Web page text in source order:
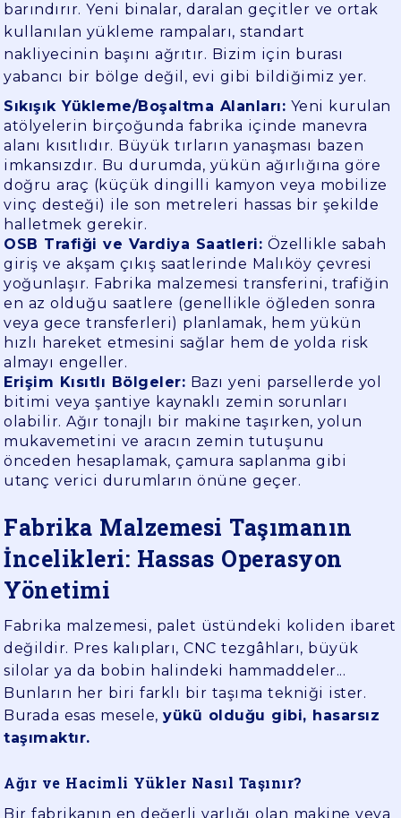
barındırır. Yeni binalar, daralan geçitler ve ortak
kullanılan yükleme rampaları, standart
nakliyecinin başını ağrıtır. Bizim için burası
yabancı bir bölge değil, evi gibi bildiğimiz yer.
Sıkışık Yükleme/Boşaltma Alanları: Yeni kurulan
atölyelerin birçoğunda fabrika içinde manevra
alanı kısıtlıdır. Büyük tırların yanaşması bazen
imkansızdır. Bu durumda, yükün ağırlığına göre
doğru araç (küçük dingilli kamyon veya mobilize
vinç desteği) ile son metreleri hassas bir şekilde
halletmek gerekir.
OSB Trafiği ve Vardiya Saatleri: Özellikle sabah
giriş ve akşam çıkış saatlerinde Malıköy çevresi
yoğunlaşır. Fabrika malzemesi transferini, trafiğin
en az olduğu saatlere (genellikle öğleden sonra
veya gece transferleri) planlamak, hem yükün
hızlı hareket etmesini sağlar hem de yolda risk
almayı engeller.
Erişim Kısıtlı Bölgeler: Bazı yeni parsellerde yol
bitimi veya şantiye kaynaklı zemin sorunları
olabilir. Ağır tonajlı bir makine taşırken, yolun
mukavemetini ve aracın zemin tutuşunu
önceden hesaplamak, çamura saplanma gibi
utanç verici durumların önüne geçer.
Fabrika Malzemesi Taşımanın
İncelikleri: Hassas Operasyon
Yönetimi
Fabrika malzemesi, palet üstündeki koliden ibaret
değildir. Pres kalıpları, CNC tezgâhları, büyük
silolar ya da bobin halindeki hammaddeler...
Bunların her biri farklı bir taşıma tekniği ister.
Burada esas mesele,yükü olduğu gibi, hasarsız
taşımaktır.
Ağır ve Hacimli Yükler Nasıl Taşınır?
Bir fabrikanın en değerli varlığı olan makine veya